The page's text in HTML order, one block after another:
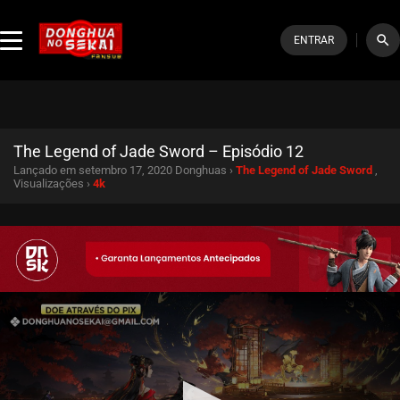
ENTRAR search
The Legend of Jade Sword – Episódio 12
Lançado em setembro 17, 2020 Donghuas › The Legend of Jade Sword
Visualizações › 4k